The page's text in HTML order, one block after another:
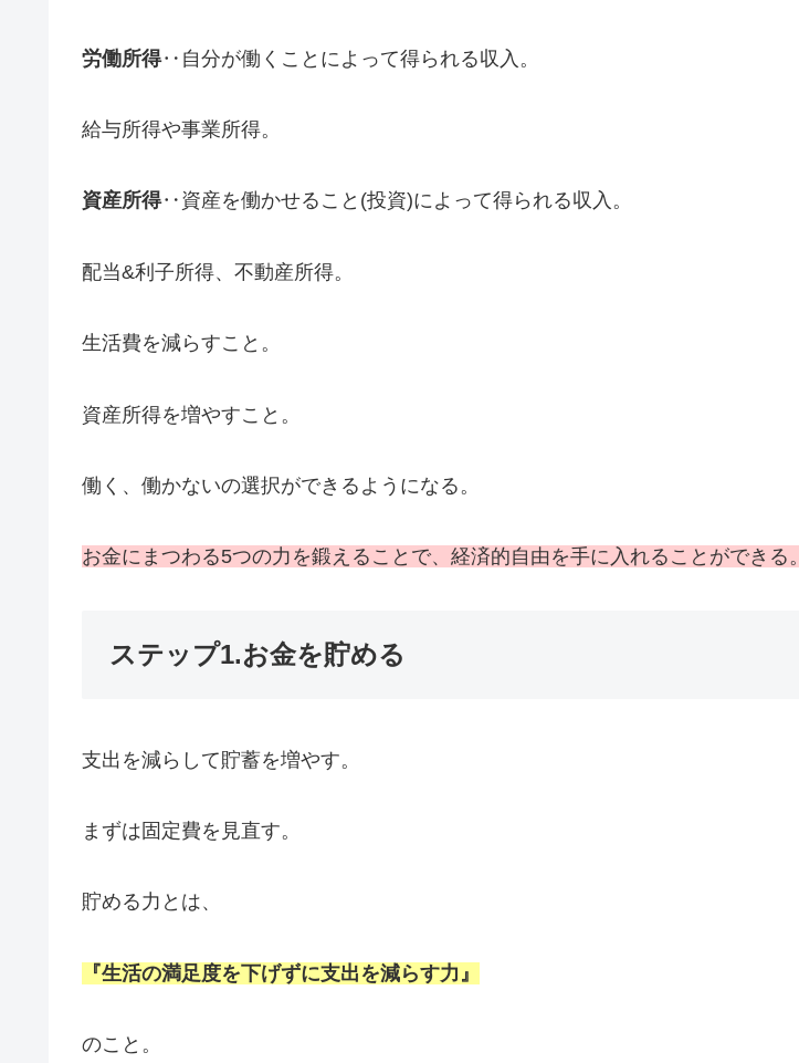
労働所得‥自分が働くことによって得られる収入。
給与所得や事業所得。
資産所得‥資産を働かせること(投資)によって得られる収入。
配当&利子所得、不動産所得。
生活費を減らすこと。
資産所得を増やすこと。
働く、働かないの選択ができるようになる。
お金にまつわる5つの力を鍛えることで、経済的自由を手に入れることができる。
ステップ1.お金を貯める
支出を減らして貯蓄を増やす。
まずは固定費を見直す。
貯める力とは、
『生活の満足度を下げずに支出を減らす力』
のこと。